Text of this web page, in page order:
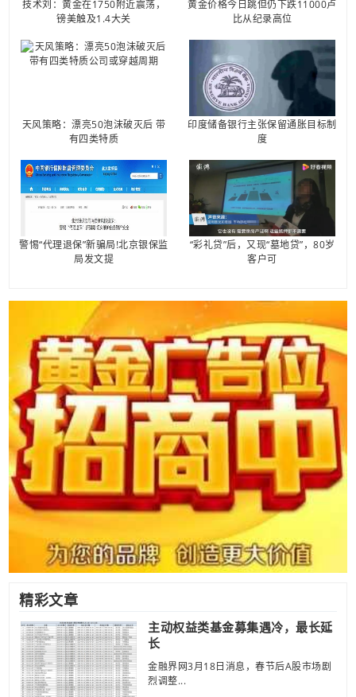
技术刘：黄金在1750附近震荡，
镑美触及1.4大关
黄金价格今日跳但仍下跌11000卢
比从纪录高位
天风策略：漂亮50泡沫破灭后 带
有四类特质
印度储备银行主张保留通胀目标制
度
警惕“代理退保”新骗局!北京银保监
局发文提
“彩礼贷”后，又现“墓地贷”，80岁
客户可
精彩文章
主动权益类基金募集遇冷，最长延
长
金融界网3月18日消息，春节后A股市场剧
烈调整...